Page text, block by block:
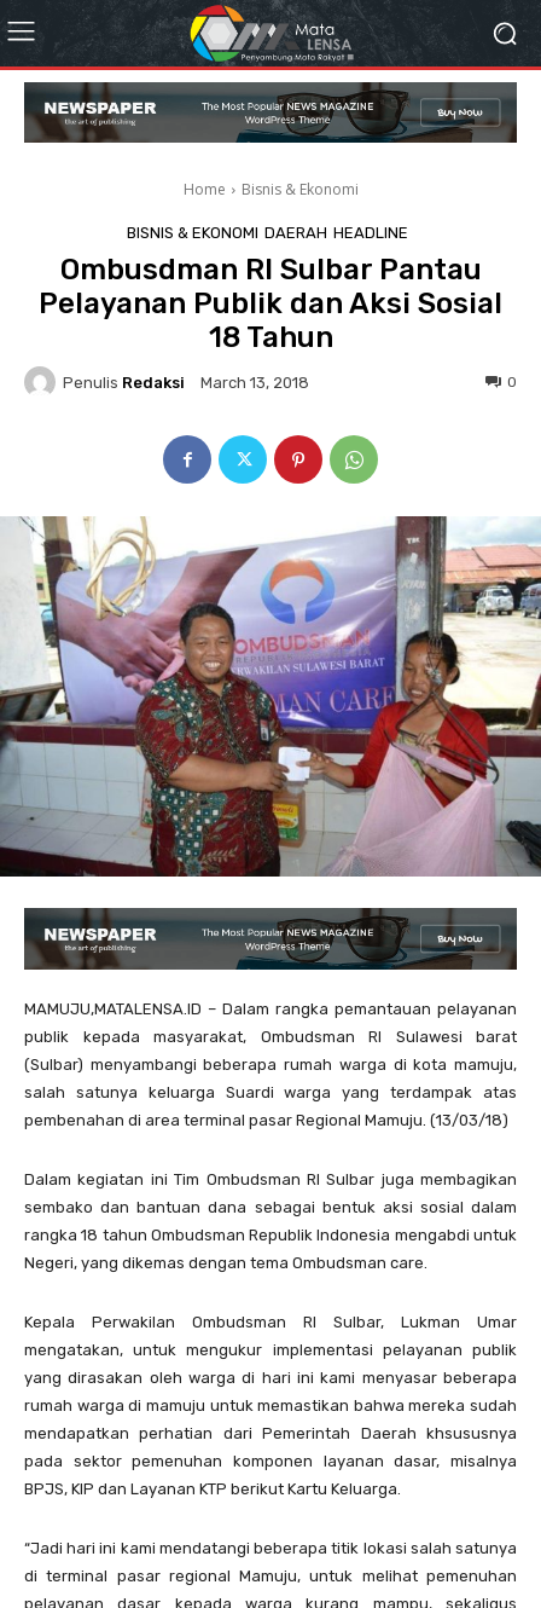
Home Bisnis & Ekonomi
BISNIS & EKONOMI DAERAH HEADLINE
Ombusdman RI Sulbar Pantau
Pelayanan Publik dan Aksi Sosial
18 Tahun
Penulis Redaksi March 13, 2018 0
MAMUJU,MATALENSA.ID – Dalam rangka pemantauan pelayanan
publik kepada masyarakat, Ombudsman RI Sulawesi barat
(Sulbar) menyambangi beberapa rumah warga di kota mamuju,
salah satunya keluarga Suardi warga yang terdampak atas
pembenahan di area terminal pasar Regional Mamuju. (13/03/18)
Dalam kegiatan ini Tim Ombudsman RI Sulbar juga membagikan
sembako dan bantuan dana sebagai bentuk aksi sosial dalam
rangka 18 tahun Ombudsman Republik Indonesia mengabdi untuk
Negeri, yang dikemas dengan tema Ombudsman care.
Kepala Perwakilan Ombudsman RI Sulbar, Lukman Umar
mengatakan, untuk mengukur implementasi pelayanan publik
yang dirasakan oleh warga di hari ini kami menyasar beberapa
rumah warga di mamuju untuk memastikan bahwa mereka sudah
mendapatkan perhatian dari Pemerintah Daerah khsususnya
pada sektor pemenuhan komponen layanan dasar, misalnya
BPJS, KIP dan Layanan KTP berikut Kartu Keluarga.
“Jadi hari ini kami mendatangi beberapa titik lokasi salah satunya
di terminal pasar regional Mamuju, untuk melihat pemenuhan
pelayanan dasar kepada warga kurang mampu, sekaligus